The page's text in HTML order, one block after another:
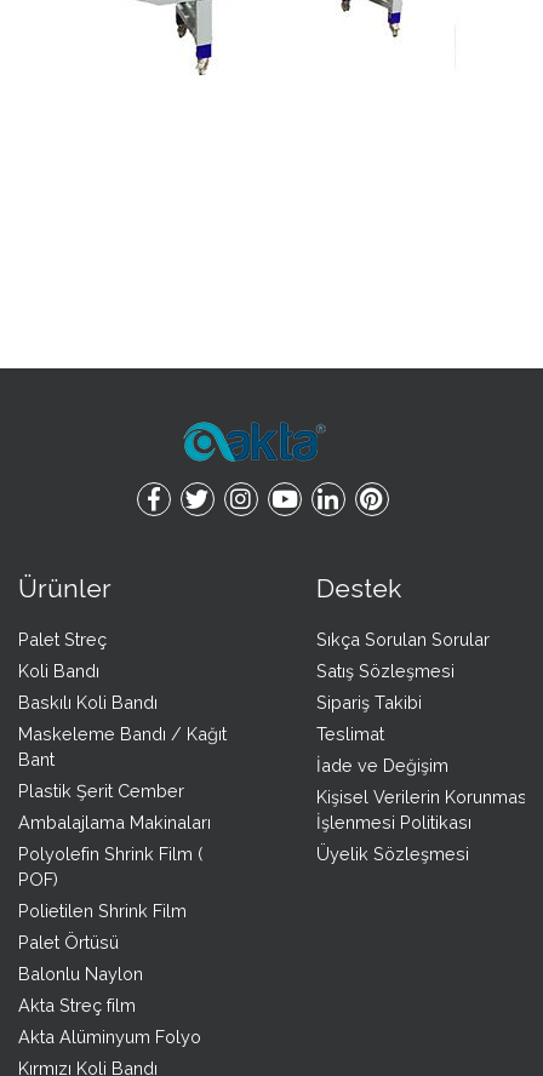
Ürünler
Palet Streç
Koli Bandı
Baskılı Koli Bandı
Maskeleme Bandı / Kağıt
Bant
Plastik Şerit Cember
Ambalajlama Makinaları
Polyolefin Shrink Film (
POF)
Polietilen Shrink Film
Palet Örtüsü
Balonlu Naylon
Akta Streç film
Akta Alüminyum Folyo
Kırmızı Koli Bandı
Destek
Sıkça Sorulan Sorular
Satış Sözleşmesi
Sipariş Takibi
Teslimat
İade ve Değişim
Kişisel Verilerin Korunması
İşlenmesi Politikası
Üyelik Sözleşmesi